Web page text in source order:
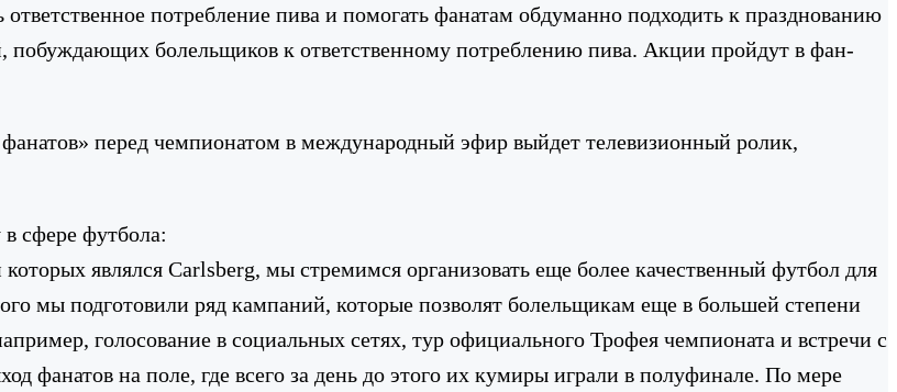
ответственное потребление пива и помогать фанатам обдуманно подходить к празднованию
болельщиков к ответственному потреблению пива. Акции пройдут в фан-
перед чемпионатом в международный эфир выйдет телевизионный ролик,
сфере футбола:
являлся Carlsberg, мы стремимся организовать еще более качественный футбол для
подготовили ряд кампаний, которые позволят болельщикам еще в большей степени
голосование в социальных сетях, тур официального Трофея чемпионата и встречи с
фанатов на поле, где всего за день до этого их кумиры играли в полуфинале. По мере